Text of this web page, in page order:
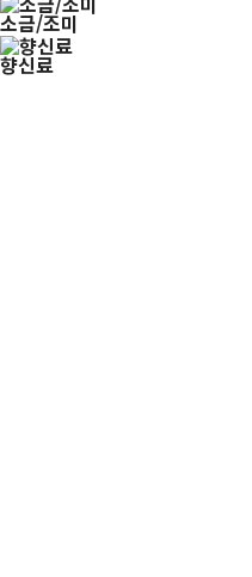
소금/조미
향신료